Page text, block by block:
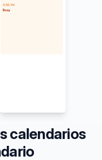
calendarios